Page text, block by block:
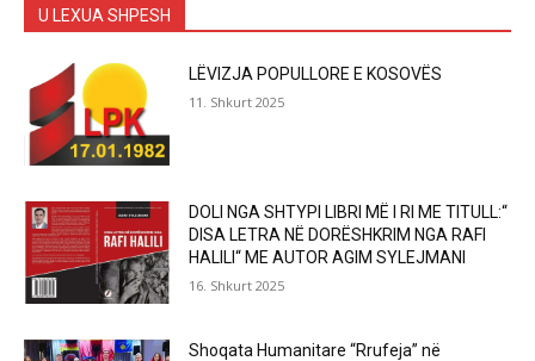
U LEXUA SHPESH
LËVIZJA POPULLORE E KOSOVËS
11. Shkurt 2025
DOLI NGA SHTYPI LIBRI MË I RI ME TITULL:“
DISA LETRA NË DORËSHKRIM NGA RAFI
HALILI“ ME AUTOR AGIM SYLEJMANI
16. Shkurt 2025
Shoqata Humanitare “Rrufeja” në